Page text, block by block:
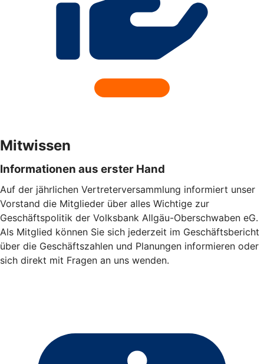
Mitwissen
Informationen aus erster Hand
Auf der jährlichen Vertreterversammlung informiert unser
Vorstand die Mitglieder über alles Wichtige zur
Geschäftspolitik der Volksbank Allgäu-Oberschwaben eG.
Als Mitglied können Sie sich jederzeit im Geschäftsbericht
über die Geschäftszahlen und Planungen informieren oder
sich direkt mit Fragen an uns wenden.